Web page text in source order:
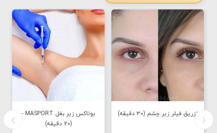
تزريق فيلر زير چشم (٣٠ دقيقه)
بوتاکس زیر بغل MASPORT -
(20 دقیقه)